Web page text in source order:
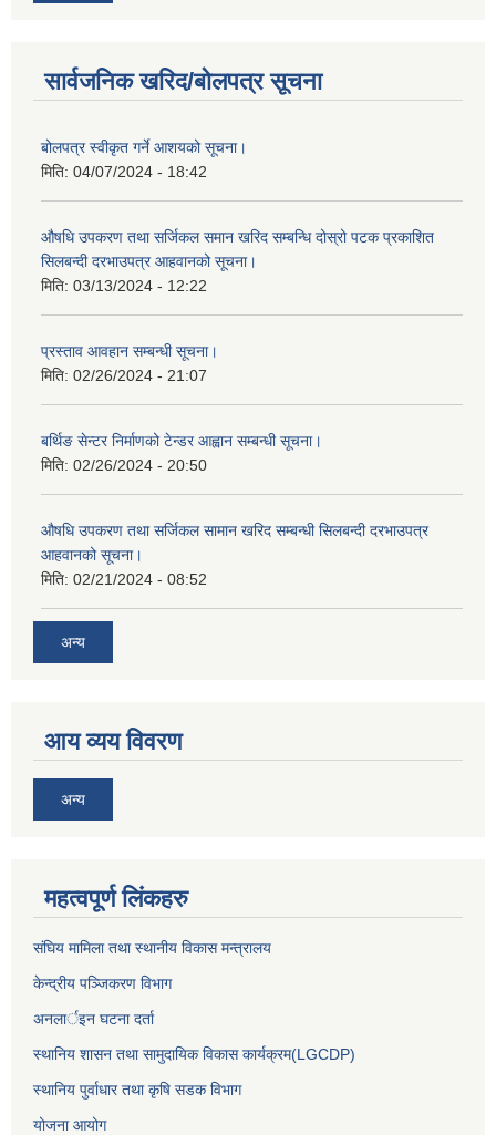
सार्वजनिक खरिद/बोलपत्र सूचना
बोलपत्र स्वीकृत गर्ने आशयको सूचना।
मिति: 04/07/2024 - 18:42
औषधि उपकरण तथा सर्जिकल समान खरिद सम्बन्धि दोस्रो पटक प्रकाशित
सिलबन्दी दरभाउपत्र आहवानको सूचना।
मिति: 03/13/2024 - 12:22
प्रस्ताव आवहान सम्बन्धी सूचना।
मिति: 02/26/2024 - 21:07
बर्थिङ सेन्टर निर्माणको टेन्डर आह्वान सम्बन्धी सूचना।
मिति: 02/26/2024 - 20:50
औषधि उपकरण तथा सर्जिकल सामान खरिद सम्बन्धी सिलबन्दी दरभाउपत्र
आहवानको सूचना।
मिति: 02/21/2024 - 08:52
अन्य
आय व्यय विवरण
अन्य
महत्वपूर्ण लिंकहरु
संघिय मामिला तथा स्थानीय विकास मन्त्रालय
केन्द्रीय पञ्जिकरण विभाग
अनलार्इन घटना दर्ता
स्थानिय शासन तथा सामुदायिक विकास कार्यक्रम(LGCDP)
स्थानिय पुर्वाधार तथा कृषि सडक विभाग
योजना आयोग